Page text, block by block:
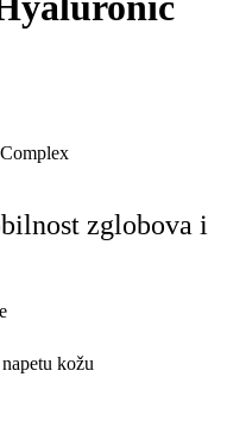
zglobova i
kožu